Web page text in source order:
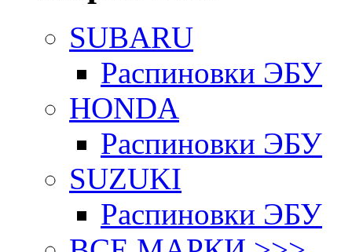
SUBARU
Распиновки ЭБУ
HONDA
Распиновки ЭБУ
SUZUKI
Распиновки ЭБУ